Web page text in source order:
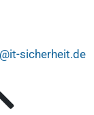
sicherheit.de